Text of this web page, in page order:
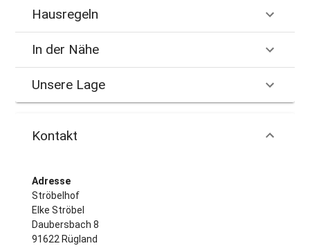
Hausregeln
In der Nähe
Unsere Lage
Kontakt
Adresse
Ströbelhof
Elke Ströbel
Daubersbach 8
91622 Rügland